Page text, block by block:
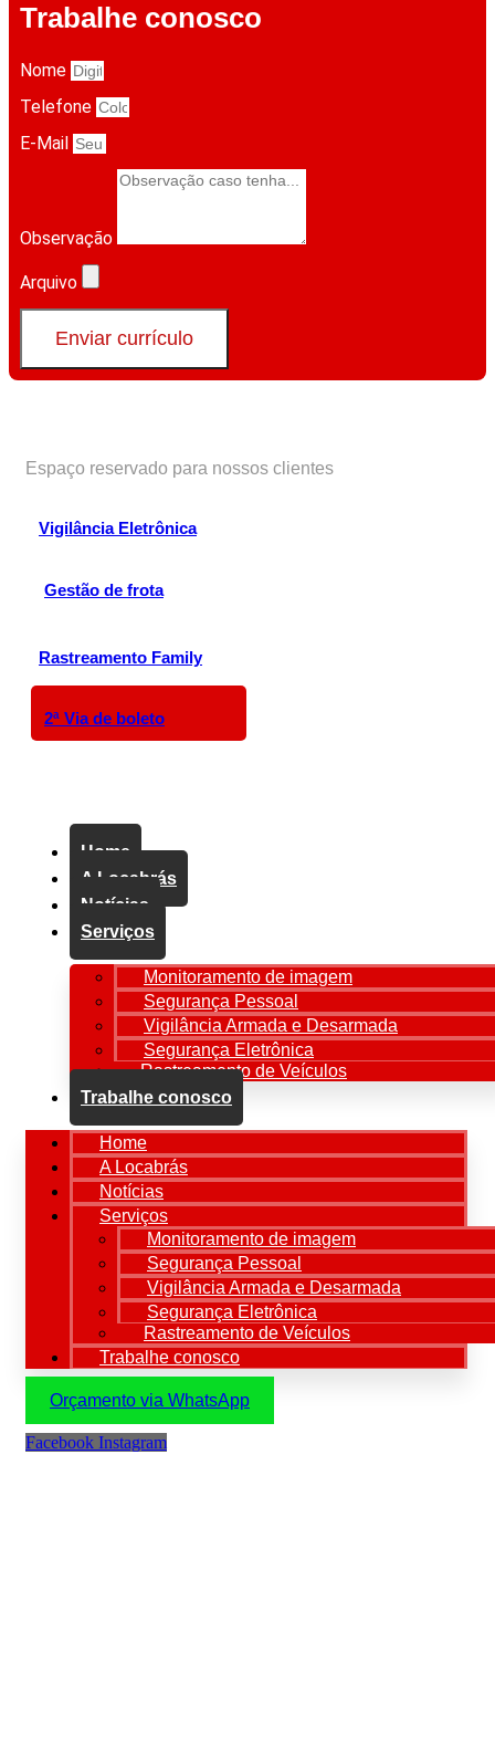
Trabalhe conosco
Nome
Telefone
E-Mail
Observação
Arquivo
Enviar currículo
Espaço reservado para nossos clientes
Vigilância Eletrônica
Gestão de frota
Rastreamento Family
2ª Via de boleto
Home
A Locabrás
Notícias
Serviços
Monitoramento de imagem
Segurança Pessoal
Vigilância Armada e Desarmada
Segurança Eletrônica
Rastreamento de Veículos
Trabalhe conosco
Home
A Locabrás
Notícias
Serviços
Monitoramento de imagem
Segurança Pessoal
Vigilância Armada e Desarmada
Segurança Eletrônica
Rastreamento de Veículos
Trabalhe conosco
Orçamento via WhatsApp
Facebook Instagram